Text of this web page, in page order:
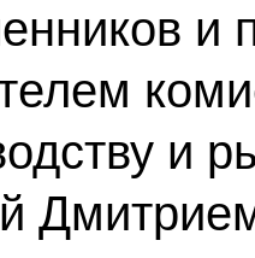
и
и